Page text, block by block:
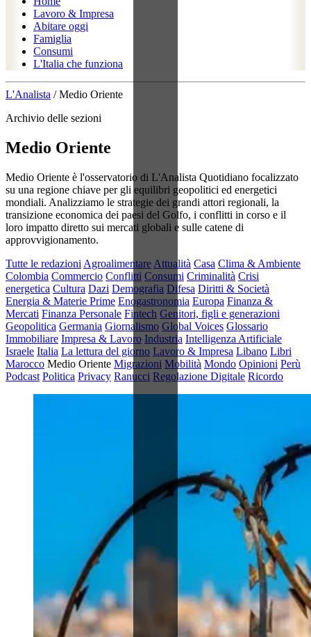
Lavoro & Impresa
Abitare oggi
Famiglia
Consumi
L'Italia che funziona
L'Analista / Medio Oriente
Archivio delle sezioni
Medio Oriente
Medio Oriente è l'osservatorio di L'Analista Quotidiano focalizzato
su una regione chiave per gli equilibri geopolitici ed energetici
mondiali. Analizziamo le strategie dei grandi attori regionali, la
transizione economica dei paesi del Golfo, i conflitti in corso e il
loro impatto diretto sui mercati globali e sulle catene di
approvvigionamento.
Tutte le redazioni Agroalimentare Attualità Casa Clima & Ambiente
Colombia Commercio Conflitti Consumi Criminalità Crisi
energetica Cultura Dazi Demografia Difesa Diritti & Società
Energia & Materie Prime Enogastronomia Europa Finanza &
Mercati Finanza Personale Fintech Genitori, figli e generazioni
Geopolitica Germania Giornalismo Global Voices Glossario
Immobiliare Impresa & Lavoro Industria Intelligenza Artificiale
Israele Italia La lettura del giorno Lavoro & Impresa Libano Libri
Marocco Medio Oriente Migrazioni Mobilità Mondo Opinioni Perù
Podcast Politica Privacy Ranucci Regolazione Digitale Ricordo